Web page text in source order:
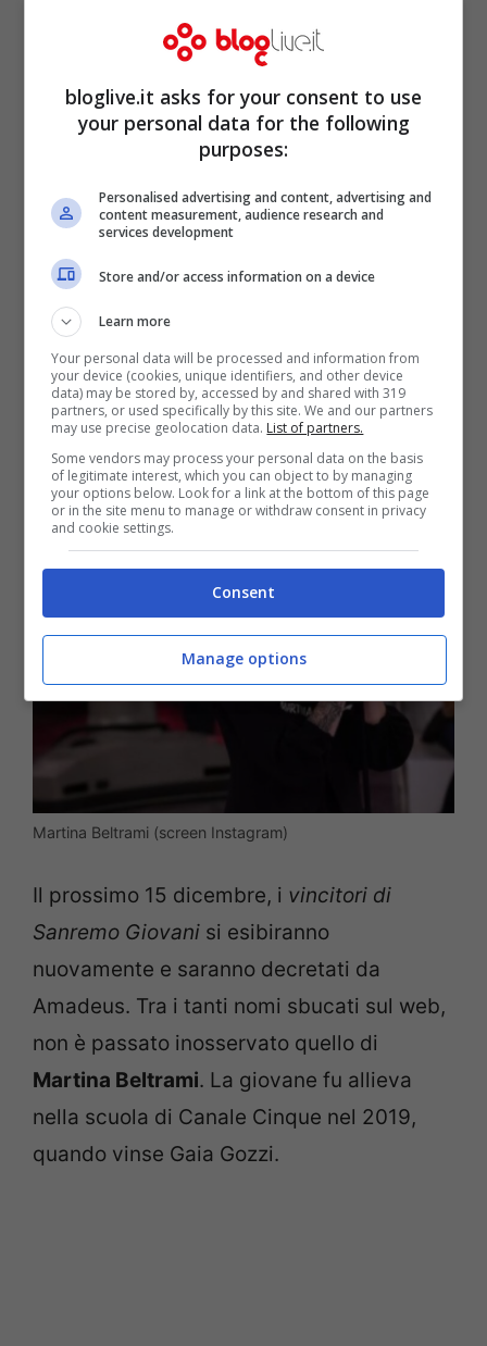
Amici, ex concorrente vola
in finale di Sanremo
Giovani: è Martina
Martina Beltrami (screen Instagram)
Il prossimo 15 dicembre, i vincitori di
Sanremo Giovani si esibiranno
nuovamente e saranno decretati da
Amadeus. Tra i tanti nomi sbucati sul web,
non è passato inosservato quello di
Martina Beltrami. La giovane fu allieva
nella scuola di Canale Cinque nel 2019,
quando vinse Gaia Gozzi.
bloglive.it asks for your consent to use
your personal data for the following
purposes:
Personalised advertising and content, advertising and
content measurement, audience research and
services development
Store and/or access information on a device
Learn more
Your personal data will be processed and information from
your device (cookies, unique identifiers, and other device
data) may be stored by, accessed by and shared with 319
partners, or used specifically by this site. We and our partners
may use precise geolocation data. List of partners.
Some vendors may process your personal data on the basis
of legitimate interest, which you can object to by managing
your options below. Look for a link at the bottom of this page
or in the site menu to manage or withdraw consent in privacy
and cookie settings.
Consent
Manage options